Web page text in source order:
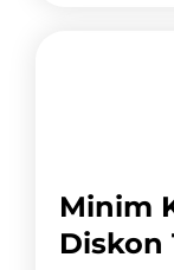
Minim
Diskon